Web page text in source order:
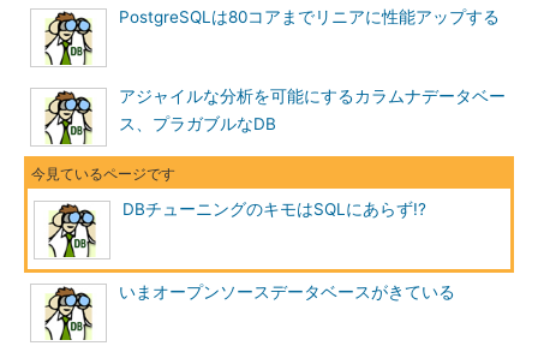
とです。
従来は選択肢にすらなりませんでしたが、近年では価格が下が
ったこともあり、現実的なソリューションとなってきました。北
川氏はさらに踏み込み、Fusion-io ioDrive2、HP VMA3200など
具体的な製品名も挙げて紹介していました。こうしたフラッシュ
メモリなら従来のハードディスク（ストレージ）と比べて数十倍
から数百倍高速と言われています。
実際にgloops
た。gloopsでは「三国志バトル」や「マジゲート」などのオンラ
インゲームを展開しており、マイクロソフト技術が多く採用され
ているのも特徴です。
PostgreSQLは80コアまでリニアに性能アップする
アジャイルな分析を可能にするカラムナデータベー
ス、プラガブルなDB
DBチューニングのキモはSQLにあらず!?
いまオープンソースデータベースがきている